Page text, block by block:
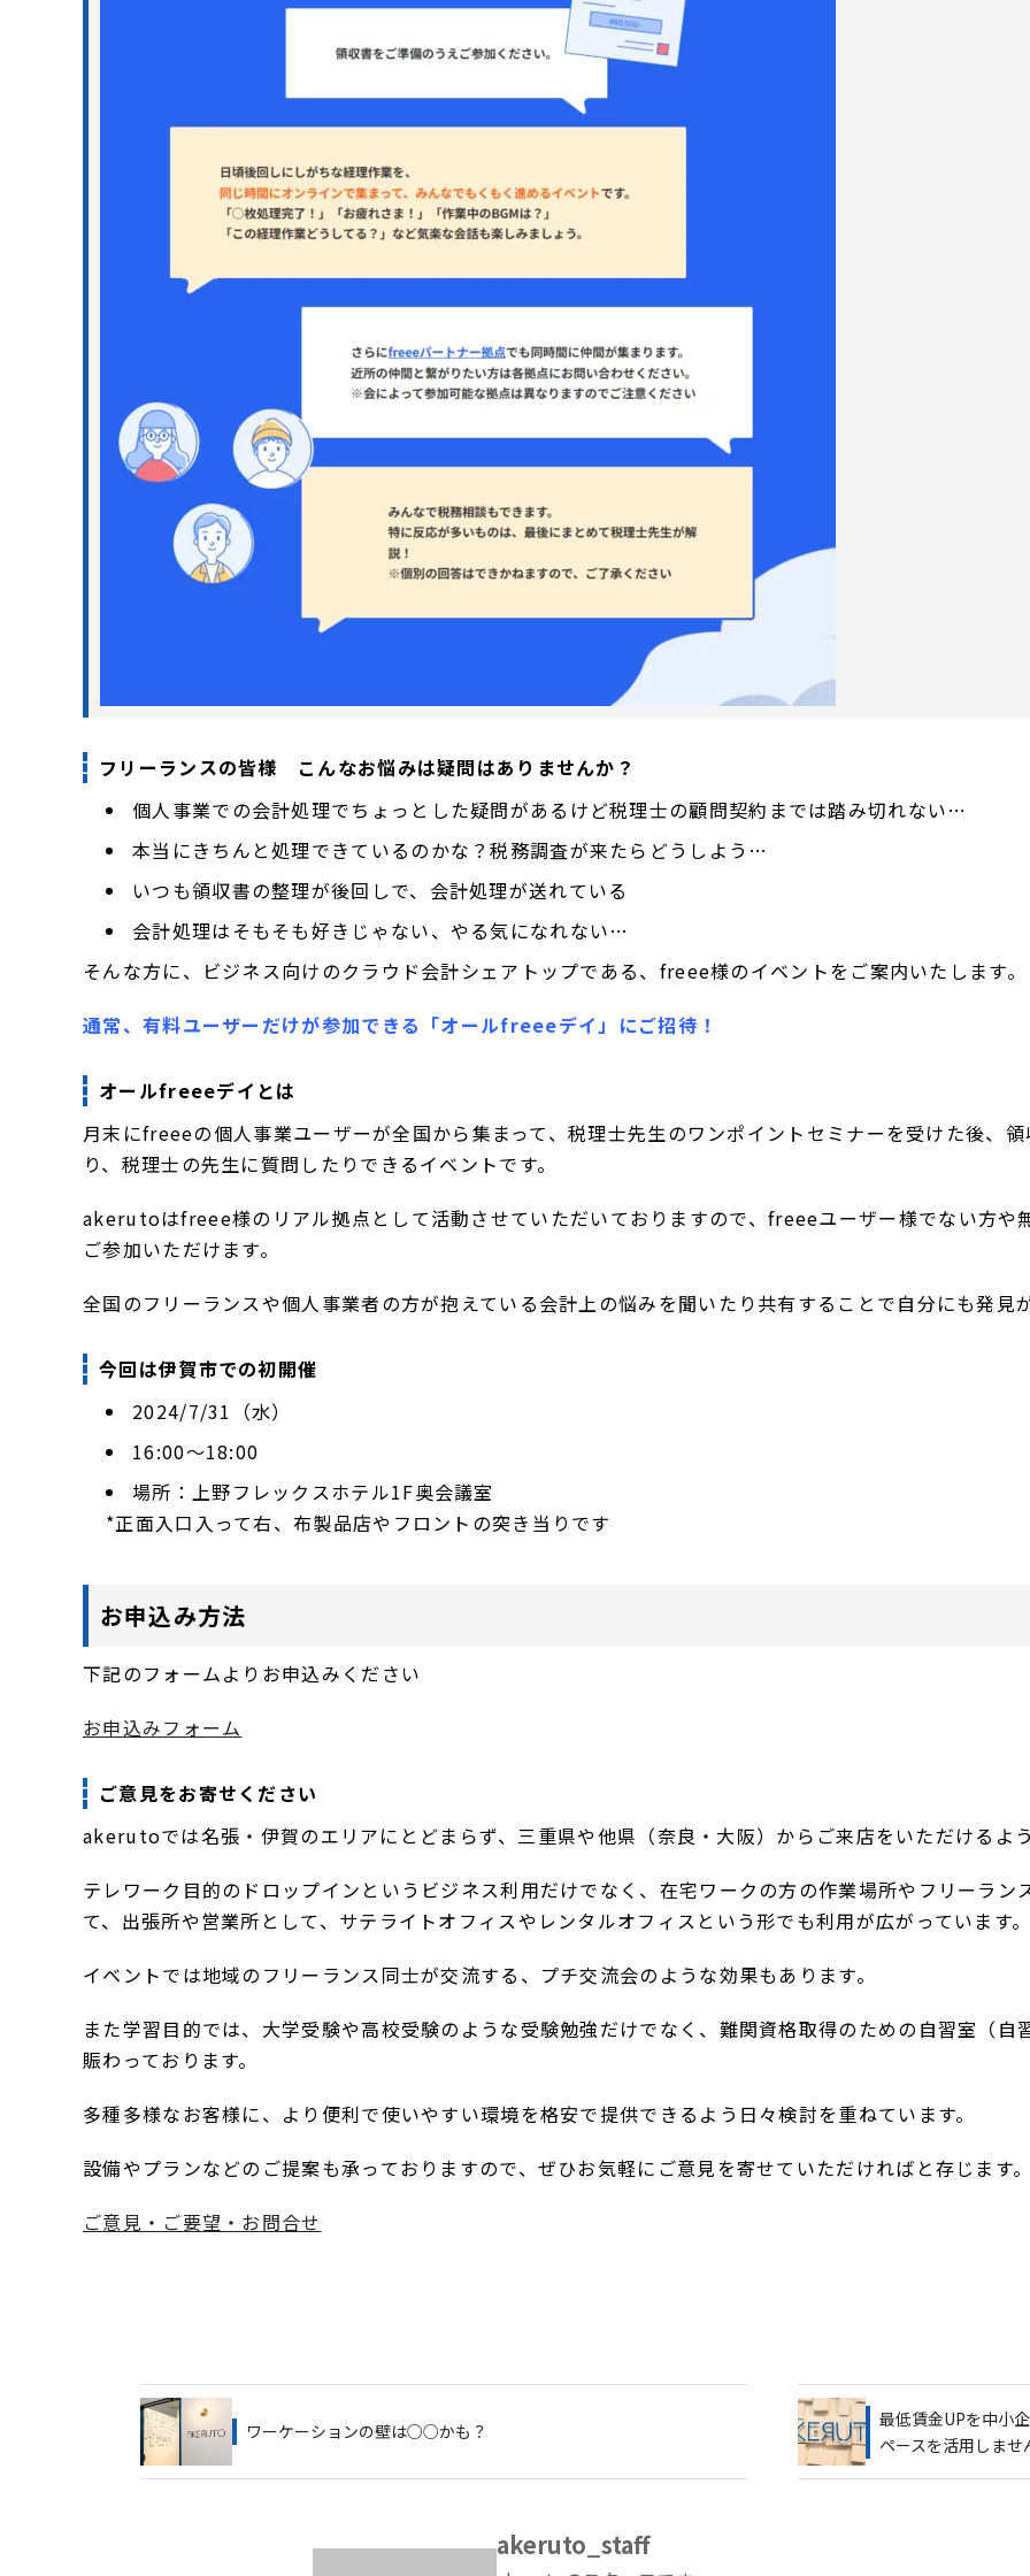
フリーランスの皆様 こんなお悩みは疑問はありませんか？
個人事業での会計処理でちょっとした疑問があるけど税理士の顧問契約までは踏み切れない…
本当にきちんと処理できているのかな？税務調査が来たらどうしよう…
いつも領収書の整理が後回しで、会計処理が送れている
会計処理はそもそも好きじゃない、やる気になれない…
そんな方に、ビジネス向けのクラウド会計シェアトップである、freee様のイベントをご案内いたします。
通常、有料ユーザーだけが参加できる「オールfreeeデイ」にご招待！
オールfreeeデイとは
月末にfreeeの個人事業ユーザーが全国から集まって、税理士先生のワンポイントセミナーを受けた後、
り、税理士の先生に質問したりできるイベントです。
akerutoはfreee様のリアル拠点として活動させていただいておりますので、freeeユーザー様でない方や
ご参加いただけます。
全国のフリーランスや個人事業者の方が抱えている会計上の悩みを聞いたり共有することで自分にも発見
今回は伊賀市での初開催
2024/7/31（水）
16:00～18:00
場所：上野フレックスホテル1F奥会議室
*正面入口入って右、布製品店やフロントの突き当りです
お申込み方法
下記のフォームよりお申込みください
お申込みフォーム
ご意見をお寄せください
akerutoでは名張・伊賀のエリアにとどまらず、三重県や他県（奈良・大阪）からご来店をいただけるよう
テレワーク目的のドロップインというビジネス利用だけでなく、在宅ワークの方の作業場所やフリーラン
て、出張所や営業所として、サテライトオフィスやレンタルオフィスという形でも利用が広がっています。
イベントでは地域のフリーランス同士が交流する、プチ交流会のような効果もあります。
また学習目的では、大学受験や高校受験のような受験勉強だけでなく、難関資格取得のための自習室（自
賑わっております。
多種多様なお客様に、より便利で使いやすい環境を格安で提供できるよう日々検討を重ねています。
設備やプランなどのご提案も承っておりますので、ぜひお気軽にご意見を寄せていただければと存じます。
ご意見・ご要望・お問合せ
ワーケーションの壁は○○かも？
最低賃金UPを中小
ペースを活用しませ
akeruto_staff